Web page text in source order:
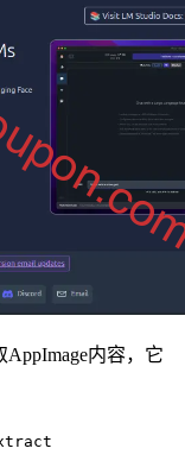
内容，它